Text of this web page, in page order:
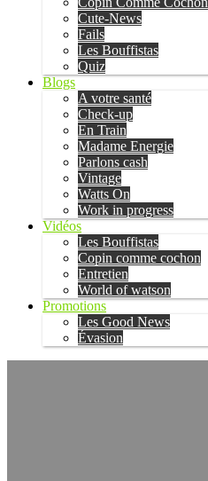
Cute-News
Fails
Les Bouffistas
Quiz
Blogs
A votre santé
Check-up
En Train
Madame Energie
Parlons cash
Vintage
Watts On
Work in progress
Vidéos
Les Bouffistas
Copin comme cochon
Entretien
World of watson
Promotions
Les Good News
Évasion